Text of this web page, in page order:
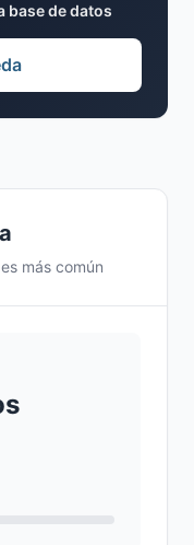
más común
base de datos